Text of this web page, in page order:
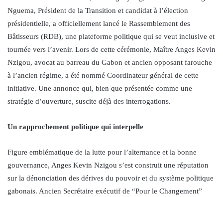
Nguema, Président de la Transition et candidat à l’élection
présidentielle, a officiellement lancé le Rassemblement des
Bâtisseurs (RDB), une plateforme politique qui se veut inclusive et
tournée vers l’avenir. Lors de cette cérémonie, Maître Anges Kevin
Nzigou, avocat au barreau du Gabon et ancien opposant farouche
à l’ancien régime, a été nommé Coordinateur général de cette
initiative. Une annonce qui, bien que présentée comme une
stratégie d’ouverture, suscite déjà des interrogations.
Un rapprochement politique qui interpelle
Figure emblématique de la lutte pour l’alternance et la bonne
gouvernance, Anges Kevin Nzigou s’est construit une réputation
sur la dénonciation des dérives du pouvoir et du système politique
gabonais. Ancien Secrétaire exécutif de “Pour le Changement”